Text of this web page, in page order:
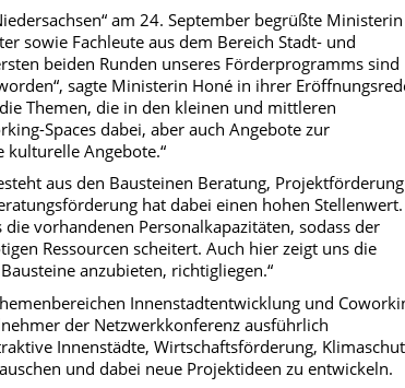
am 24. September begrüßte Ministerin
sowie Fachleute aus dem Bereich Stadt- und
beiden Runden unseres Förderprogramms sind
sagte Ministerin Honé in ihrer
Themen, die in den kleinen und mittleren
Spaces dabei, aber auch Angebote zur
kulturelle Angebote.“
aus den Bausteinen Beratung, Projektförderung
hat dabei einen hohen Stellenwert.
vorhandenen Personalkapazitäten, sodass der
Ressourcen scheitert. Auch hier zeigt uns die
anzubieten, richtigliegen.“
Innenstadtentwicklung und
der Netzwerkkonferenz ausführlich
Innenstädte, Wirtschaftsförderung,
und dabei neue Projektideen zu entwickeln.